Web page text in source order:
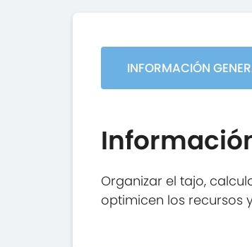
INFORMACIÓN
Organizar el tajo,
optimicen los recursos